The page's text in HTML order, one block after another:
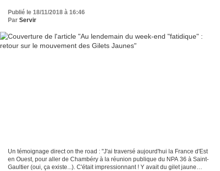
Publié le 18/11/2018 à 16:46
Par Servir
Un témoignage direct on the road : "J'ai traversé aujourd'hui la France d'Est
en Ouest, pour aller de Chambéry à la réunion publique du NPA 36 à Saint-
Gaultier (oui, ça existe...). C'était impressionnant ! Y avait du gilet jaune